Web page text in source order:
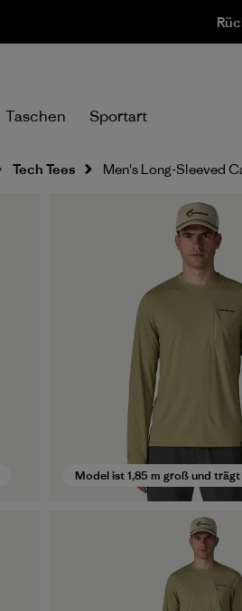
Taschen Sportart
Tech Tees Men's Long-Sleeved
Model ist 1,85 m groß und